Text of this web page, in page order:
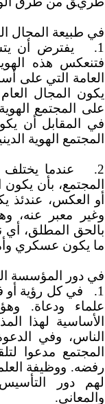
في طبيعة المجال
1.
يفترض أن
فتنعكس هذه
العامة التي على
يكون المجال
على المجتمع
في المقابل أن
المجتمع الهوية
2.
عندما
المجتمع، بأن يكون
أو العكس، عندئذ
وغير معبر عنه،
بالحق المطلق، أي
ما يكون عسكري
في دور المؤسسة
1.
في كل رؤية
علماء ودعاة.
الأساسية لهذا
الناس، وفي
المجتمع مدعوا
رفضه. ووظيفة
لهم دور التأسيس
والمعاني.